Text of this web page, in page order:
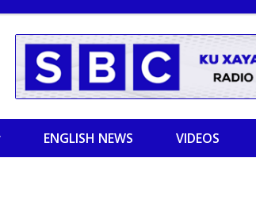
ENGLISH NEWS VIDEOS